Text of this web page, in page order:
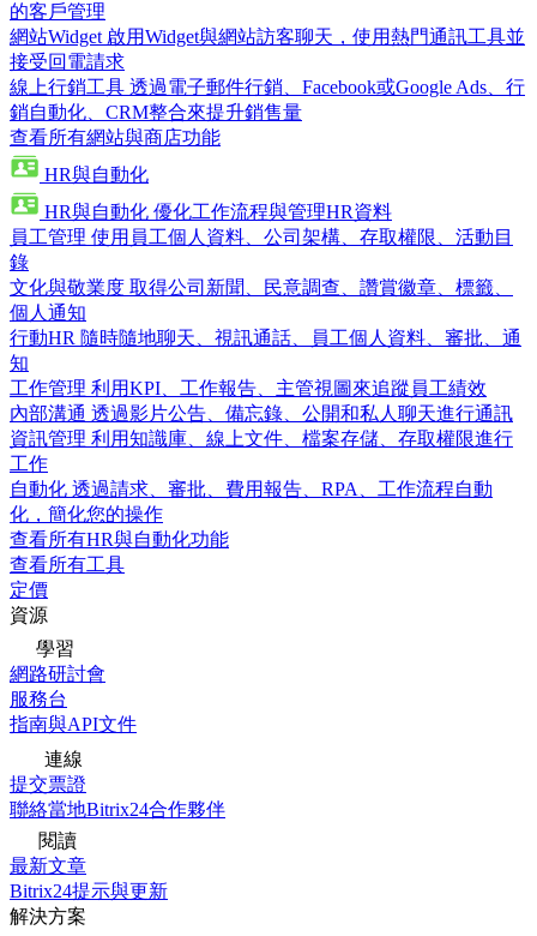
的客戶管理
網站Widget 啟用Widget與網站訪客聊天，使用熱門通訊工具並
接受回電請求
線上行銷工具 透過電子郵件行銷、Facebook或Google Ads、行
銷自動化、CRM整合來提升銷售量
查看所有網站與商店功能
HR與自動化
HR與自動化 優化工作流程與管理HR資料
員工管理 使用員工個人資料、公司架構、存取權限、活動目
錄
文化與敬業度 取得公司新聞、民意調查、讚賞徽章、標籤、
個人通知
行動HR 隨時隨地聊天、視訊通話、員工個人資料、審批、通
知
工作管理 利用KPI、工作報告、主管視圖來追蹤員工績效
內部溝通 透過影片公告、備忘錄、公開和私人聊天進行通訊
資訊管理 利用知識庫、線上文件、檔案存儲、存取權限進行
工作
自動化 透過請求、審批、費用報告、RPA、工作流程自動
化，簡化您的操作
查看所有HR與自動化功能
查看所有工具
定價
資源
學習
網路研討會
服務台
指南與API文件
連線
提交票證
聯絡當地Bitrix24合作夥伴
閱讀
最新文章
Bitrix24提示與更新
解決方案